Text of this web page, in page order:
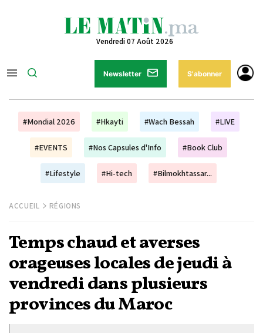
Vendredi 07 Août 2026
Newsletter S'abonner
#Mondial 2026 #Hkayti #Wach Bessah #LIVE
#EVENTS #Nos Capsules d'Info #Book Club
#Lifestyle #Hi-tech #Bilmokhtassar...
ACCUEIL RÉGIONS
Temps chaud et averses
orageuses locales de jeudi à
vendredi dans plusieurs
provinces du Maroc